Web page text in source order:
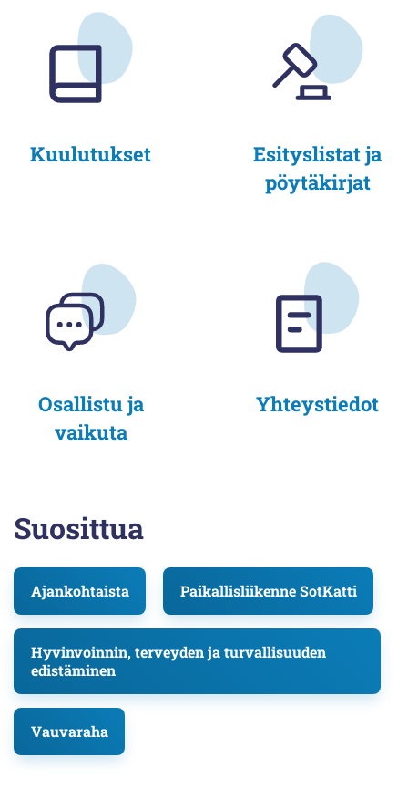
Kuulutukset
Esityslistat ja
pöytäkirjat
Osallistu ja
vaikuta
Yhteystiedot
Suosittua
Ajankohtaista Paikallisliikenne SotKatti
Hyvinvoinnin, terveyden ja turvallisuuden
edistäminen
Vauvaraha